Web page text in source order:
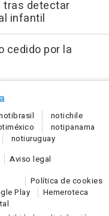
tras detectar
infantil
cedido por la
brasil notichile
méxico notipanama
notiuruguay
Aviso legal
Política de cookies
Play
Hemeroteca